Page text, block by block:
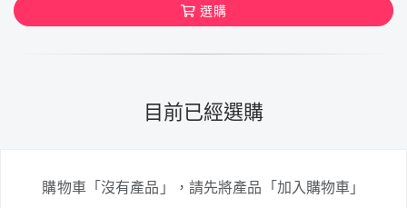
選購
目前已經選購
購物車「沒有產品」，請先將產品「加入購物車」